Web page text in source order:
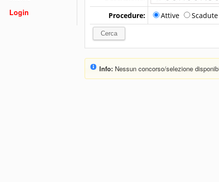
Login
Procedure: Attive
Info:Nessun concorso/selezione